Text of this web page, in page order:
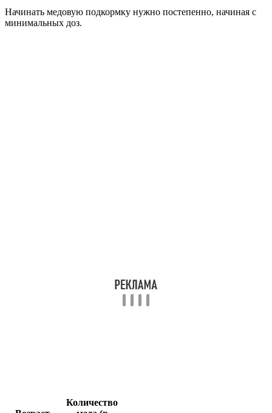
Начинать медовую подкормку нужно постепенно, начиная с
минимальных доз.
Количество